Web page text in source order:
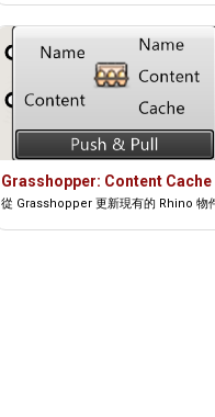
Grasshopper: Content Cache
從 Grasshopper 更新現有的 Rhino 物